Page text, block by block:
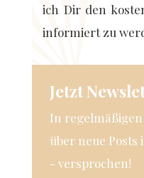
ich Dir den
informiert zu
Jetzt
In
über neue
- versprochen!